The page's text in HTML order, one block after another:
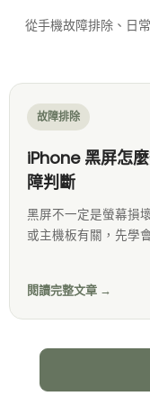
從手機故障排除、日
故障排除
iPhone 黑屏怎
障判斷
黑屏不一定是螢幕損
或主機板有關，先學
閱讀完整文章 →